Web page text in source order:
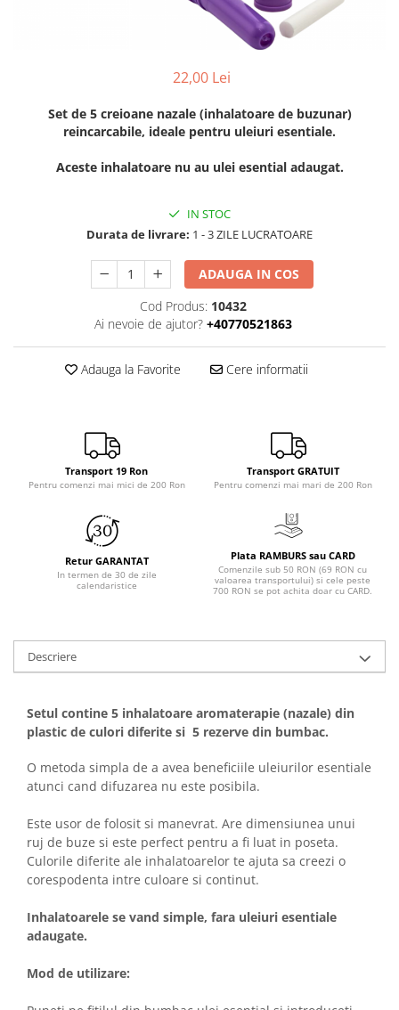
22,00 Lei
Set de 5 creioane nazale (inhalatoare de buzunar)
reincarcabile, ideale pentru uleiuri esentiale.
Aceste inhalatoare nu au ulei esential adaugat.
IN STOC
Durata de livrare: 1 - 3 ZILE LUCRATOARE
ADAUGA IN COS
Cod Produs: 10432
Ai nevoie de ajutor? +40770521863
Adauga la Favorite Cere informatii
Transport 19 Ron
Pentru comenzi mai mici de 200 Ron
Transport GRATUIT
Pentru comenzi mai mari de 200 Ron
Retur GARANTAT
In termen de 30 de zile
calendaristice
Plata RAMBURS sau CARD
Comenzile sub 50 RON (69 RON cu
valoarea transportului) si cele peste
700 RON se pot achita doar cu CARD.
Descriere
Setul contine 5 inhalatoare aromaterapie (nazale) din
plastic de culori diferite si 5 rezerve din bumbac.
O metoda simpla de a avea beneficiile uleiurilor esentiale
atunci cand difuzarea nu este posibila.
Este usor de folosit si manevrat. Are dimensiunea unui
ruj de buze si este perfect pentru a fi luat in poseta.
Culorile diferite ale inhalatoarelor te ajuta sa creezi o
corespodenta intre culoare si continut.
Inhalatoarele se vand simple, fara uleiuri esentiale
adaugate.
Mod de utilizare: